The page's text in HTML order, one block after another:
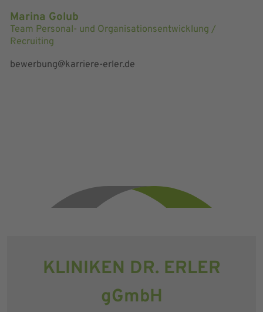
Marina Golub
Team Personal- und Organisationsentwicklung /
Recruiting
bewerbung@karriere-erler.de
KLINIKEN DR. ERLER
gGmbH